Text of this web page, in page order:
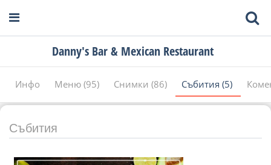
Danny's Bar & Mexican Restaurant
Инфо Меню (95) Снимки (86) Събития (5)
Събития